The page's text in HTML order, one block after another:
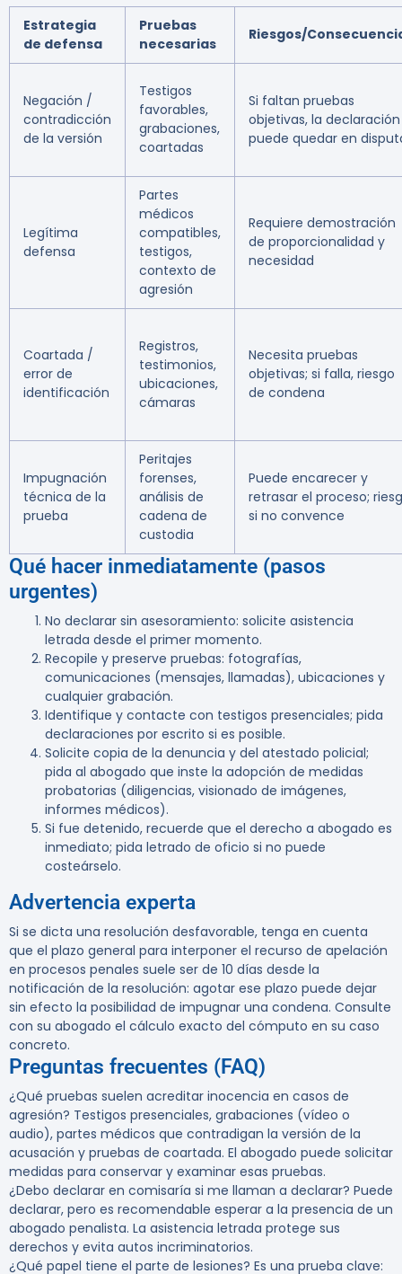
Estrategia
de defensa
Pruebas
necesarias
Riesgos/
Negación /
contradicción
de la versión
Testigos
favorables,
grabaciones,
coartadas
Si faltan pruebas
objetivas, la declaración
puede quedar en
Legítima
defensa
Partes
médicos
compatibles,
testigos,
contexto de
agresión
Requiere demostración
de proporcionalidad y
necesidad
Coartada /
error de
identificación
Registros,
testimonios,
ubicaciones,
cámaras
Necesita pruebas
objetivas; si falla, riesgo
de condena
Impugnación
técnica de la
prueba
Peritajes
forenses,
análisis de
cadena de
custodia
Puede encarecer y
retrasar el proceso;
si no convence
Qué hacer inmediatamente (pasos
urgentes)
No declarar sin asesoramiento: solicite asistencia
letrada desde el primer momento.
Recopile y preserve pruebas: fotografías,
comunicaciones (mensajes, llamadas), ubicaciones y
cualquier grabación.
Identifique y contacte con testigos presenciales; pida
declaraciones por escrito si es posible.
Solicite copia de la denuncia y del atestado policial;
pida al abogado que inste la adopción de medidas
probatorias (diligencias, visionado de imágenes,
informes médicos).
Si fue detenido, recuerde que el derecho a abogado es
inmediato; pida letrado de oficio si no puede
costeárselo.
Advertencia experta
Si se dicta una resolución desfavorable, tenga en cuenta
que el plazo general para interponer el recurso de apelación
en procesos penales suele ser de 10 días desde la
notificación de la resolución: agotar ese plazo puede dejar
sin efecto la posibilidad de impugnar una condena. Consulte
con su abogado el cálculo exacto del cómputo en su caso
concreto.
Preguntas frecuentes (FAQ)
¿Qué pruebas suelen acreditar inocencia en casos de
agresión? Testigos presenciales, grabaciones (vídeo o
audio), partes médicos que contradigan la versión de la
acusación y pruebas de coartada. El abogado puede solicitar
medidas para conservar y examinar esas pruebas.
¿Debo declarar en comisaría si me llaman a declarar? Puede
declarar, pero es recomendable esperar a la presencia de un
abogado penalista. La asistencia letrada protege sus
derechos y evita autos incriminatorios.
¿Qué papel tiene el parte de lesiones? Es una prueba clave: